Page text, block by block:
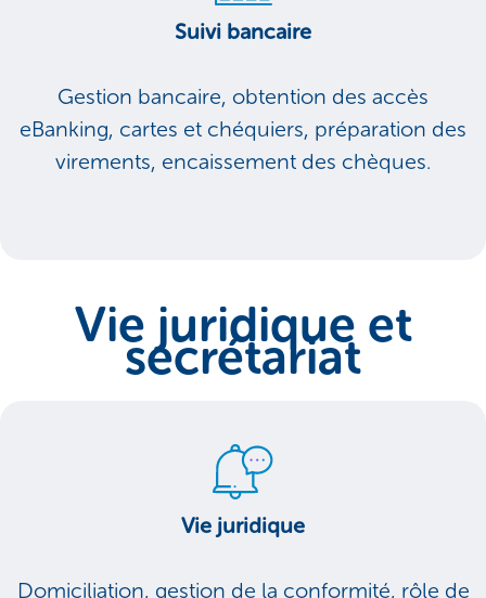
Suivi bancaire
Gestion bancaire, obtention des accès
eBanking, cartes et chéquiers, préparation des
virements, encaissement des chèques.
Vie juridique et
secrétariat
Vie juridique
Domiciliation, gestion de la conformité, rôle de